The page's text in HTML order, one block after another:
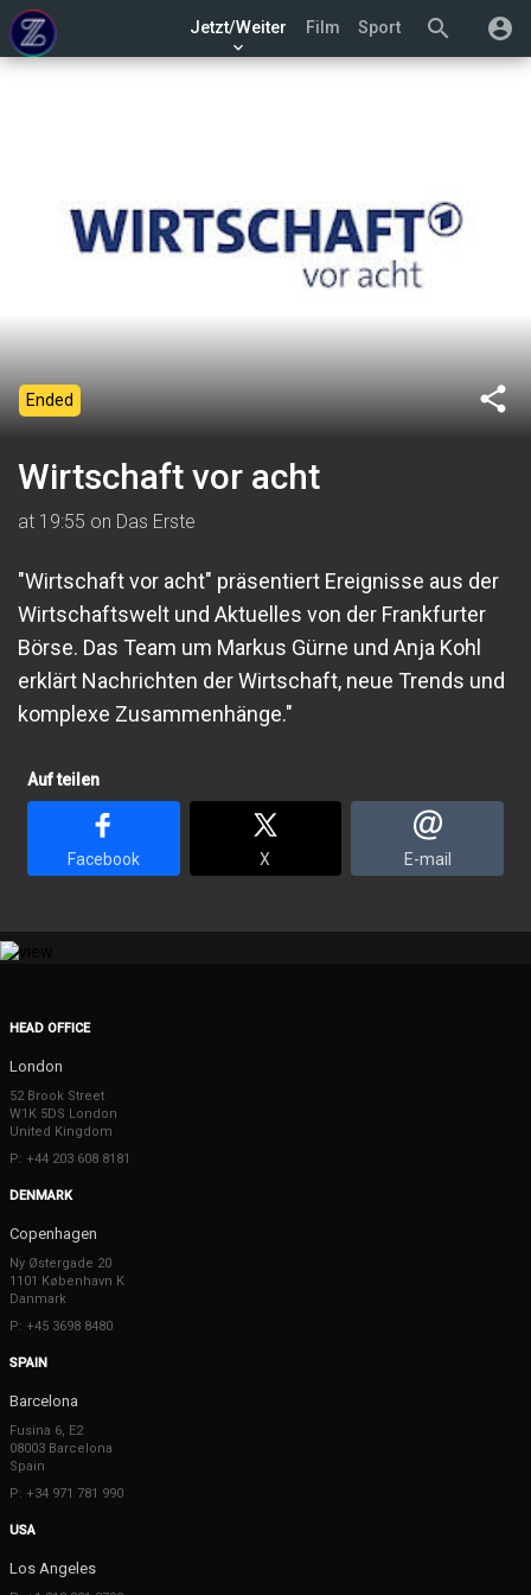
search account_circle
Jetzt/Weiter
keyboard_arrow_down
Film Sport
share
Ended
Wirtschaft vor acht
at 19:55 on Das Erste
"Wirtschaft vor acht" präsentiert Ereignisse aus der
Wirtschaftswelt und Aktuelles von der Frankfurter
Börse. Das Team um Markus Gürne und Anja Kohl
erklärt Nachrichten der Wirtschaft, neue Trends und
komplexe Zusammenhänge."
Auf teilen
Facebook X E-mail
HEAD OFFICE
London
52 Brook Street
W1K 5DS London
United Kingdom
P: +44 203 608 8181
DENMARK
Copenhagen
Ny Østergade 20
1101 København K
Danmark
P: +45 3698 8480
SPAIN
Barcelona
Fusina 6, E2
08003 Barcelona
Spain
P: +34 971 781 990
USA
Los Angeles